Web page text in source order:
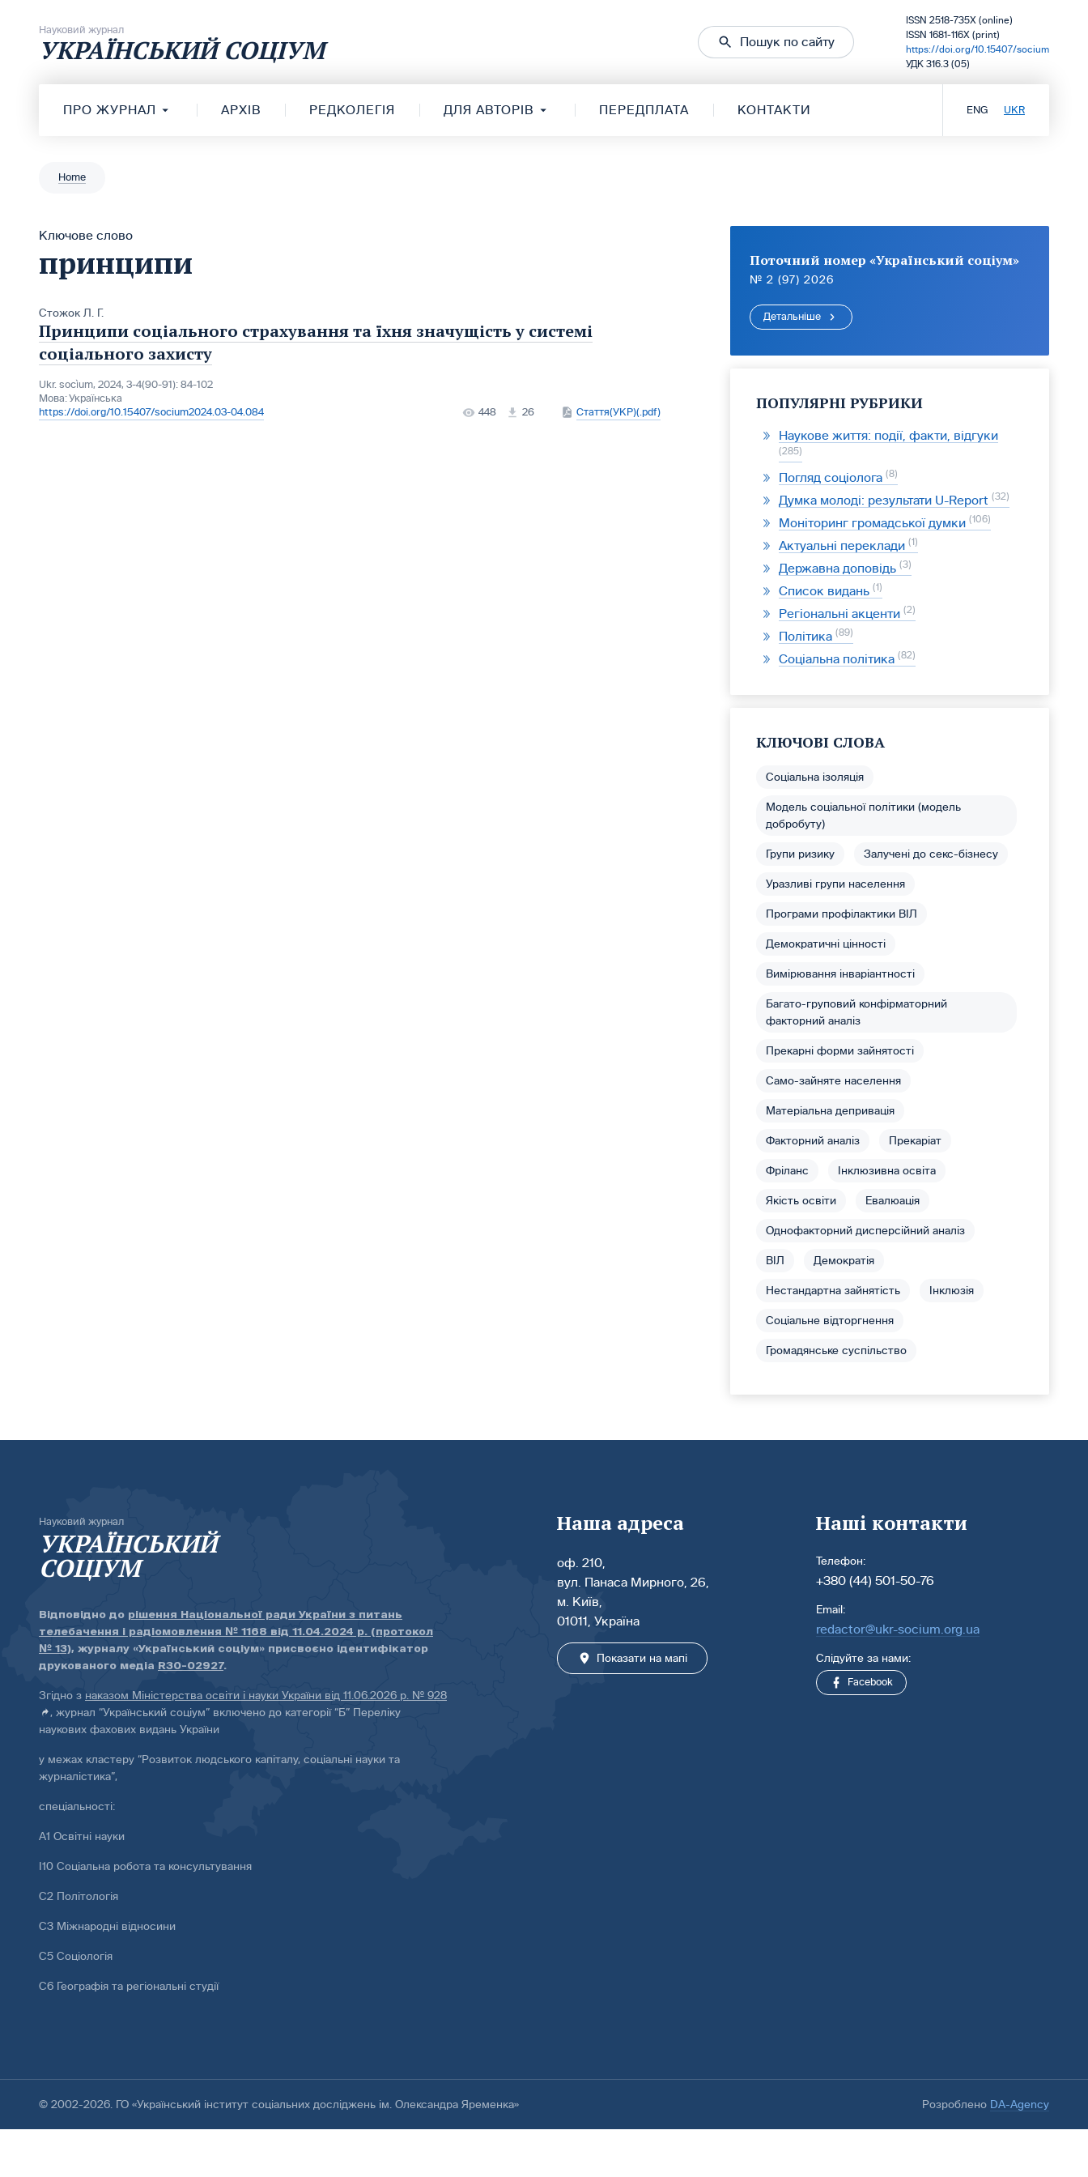
Науковий журнал
УКРАЇНСЬКИЙ СОЦІУМ Пошук по сайту
ISSN 2518-735X (online)
ISSN 1681-116X (print)
https://doi.org/10.15407/socium
УДК 316.3 (05)
ПРО ЖУРНАЛ АРХІВ РЕДКОЛЕГІЯ ДЛЯ АВТОРІВ ПЕРЕДПЛАТА КОНТАКТИ ENG UKR
Home
Ключове слово
принципи
Стожок Л. Г.
Принципи соціального страхування та їхня значущість у системі
соціального захисту
Ukr. socìum, 2024, 3-4(90-91): 84-102
Мова:Українська
https://doi.org/10.15407/socium2024.03-04.084
448 26 Стаття(УКР)(.pdf)
Поточний номер «Український соціум»
№ 2 (97) 2026
Детальніше
ПОПУЛЯРНІ РУБРИКИ
Наукове життя: події, факти, відгуки
285
Погляд соціолога 8
Думка молоді: результати U-Report 32
Моніторинг громадської думки 106
Актуальні переклади 1
Державна доповідь 3
Список видань 1
Регіональні акценти 2
Політика 89
Соціальна політика 82
КЛЮЧОВІ СЛОВА
Соціальна ізоляція
Модель соціальної політики (модель
добробуту)
Групи ризику Залучені до секс-бізнесу
Уразливі групи населення
Програми профілактики ВІЛ
Демократичні цінності
Вимірювання інваріантності
Багато-груповий конфірматорний
факторний аналіз
Прекарні форми зайнятості
Само-зайняте населення
Матеріальна депривація
Факторний аналіз Прекаріат
Фріланс Інклюзивна освіта
Якість освіти Евалюація
Однофакторний дисперсійний аналіз
ВІЛ Демократія
Нестандартна зайнятість Інклюзія
Соціальне відторгнення
Громадянське суспільство
Науковий журнал
УКРАЇНСЬКИЙ
СОЦІУМ
Відповідно до рішення Національної ради України з питань
телебачення і радіомовлення № 1168 від 11.04.2024 р. (протокол
№ 13), журналу «Український соціум» присвоєно ідентифікатор
друкованого медіа R30-02927.
Згідно з наказом Міністерства освіти і науки України від 11.06.2026 р. № 928
, журнал “Український соціум” включено до категорії “Б” Переліку
наукових фахових видань України
у межах кластеру “Розвиток людського капіталу, соціальні науки та
журналістика”,
спеціальності:
А1 Освітні науки
І10 Соціальна робота та консультування
С2 Політологія
С3 Міжнародні відносини
С5 Соціологія
С6 Географія та регіональні студії
Наша адреса
оф. 210,
вул. Панаса Мирного, 26,
м. Київ,
01011, Україна
Показати на мапі
Наші контакти
Телефон:
+380 (44) 501-50-76
Email:
redactor@ukr-socium.org.ua
Слідуйте за нами:
Facebook
© 2002-2026. ГО «Український інститут соціальних досліджень ім. Олександра Яременка» Розроблено DA-Agency